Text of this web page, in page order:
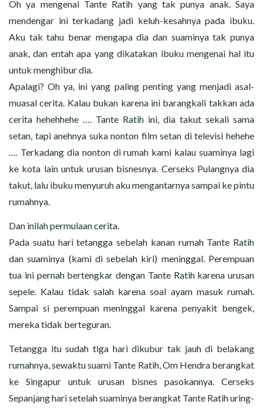
Oh ya mengenai Tante Ratih yang tak punya anak. Saya
mendengar ini terkadang jadi keluh-kesahnya pada ibuku.
Aku tak tahu benar mengapa dia dan suaminya tak punya
anak, dan entah apa yang dikatakan ibuku mengenai hal itu
untuk menghibur dia.
Apalagi? Oh ya, ini yang paling penting yang menjadi asal-
muasal cerita. Kalau bukan karena ini barangkali takkan ada
cerita hehehhehe …. Tante Ratih ini, dia takut sekali sama
setan, tapi anehnya suka nonton film setan di televisi hehehe
…. Terkadang dia nonton di rumah kami kalau suaminya lagi
ke kota lain untuk urusan bisnesnya. Cerseks Pulangnya dia
takut, lalu ibuku menyuruh aku mengantarnya sampai ke pintu
rumahnya.
Dan inilah permulaan cerita.
Pada suatu hari tetangga sebelah kanan rumah Tante Ratih
dan suaminya (kami di sebelah kiri) meninggal. Perempuan
tua ini pernah bertengkar dengan Tante Ratih karena urusan
sepele. Kalau tidak salah karena soal ayam masuk rumah.
Sampai si perempuan meninggal karena penyakit bengek,
mereka tidak berteguran.
Tetangga itu sudah tiga hari dikubur tak jauh di belakang
rumahnya, sewaktu suami Tante Ratih, Om Hendra berangkat
ke Singapur untuk urusan bisnes pasokannya. Cerseks
Sepanjang hari setelah suaminya berangkat Tante Ratih uring-